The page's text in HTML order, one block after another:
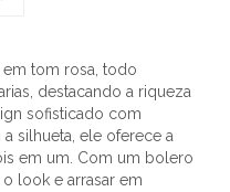
em tom rosa, todo
destacando a riqueza
sofisticado com
silhueta, ele oferece a
em um. Com um bolero
look e arrasar em